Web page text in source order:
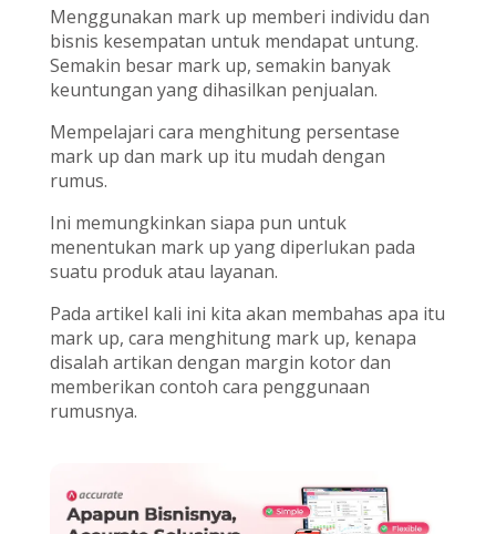
Menggunakan mark up memberi individu dan
bisnis kesempatan untuk mendapat untung.
Semakin besar mark up, semakin banyak
keuntungan yang dihasilkan penjualan.
Mempelajari cara menghitung persentase
mark up dan mark up itu mudah dengan
rumus.
Ini memungkinkan siapa pun untuk
menentukan mark up yang diperlukan pada
suatu produk atau layanan.
Pada artikel kali ini kita akan membahas apa itu
mark up, cara menghitung mark up, kenapa
disalah artikan dengan margin kotor dan
memberikan contoh cara penggunaan
rumusnya.